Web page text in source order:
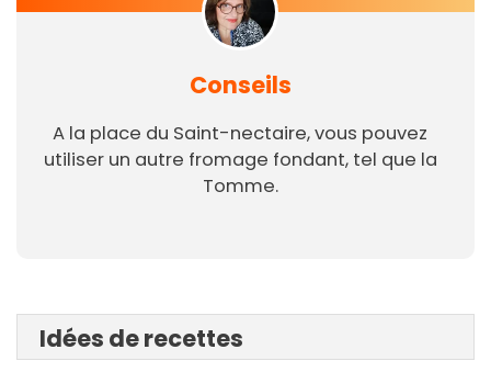
Conseils
A la place du Saint-nectaire, vous pouvez
utiliser un autre fromage fondant, tel que la
Tomme.
Idées de recettes